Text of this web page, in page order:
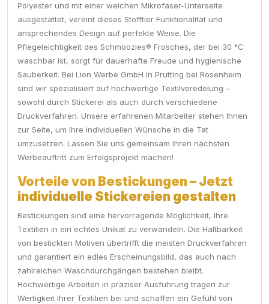
Polyester und mit einer weichen Mikrofaser-Unterseite
ausgestattet, vereint dieses Stofftier Funktionalität und
ansprechendes Design auf perfekte Weise. Die
Pflegeleichtigkeit des Schmoozies® Frosches, der bei 30 °C
waschbar ist, sorgt für dauerhafte Freude und hygienische
Sauberkeit. Bei Lion Werbe GmbH in Prutting bei Rosenheim
sind wir spezialisiert auf hochwertige Textilveredelung –
sowohl durch Stickerei als auch durch verschiedene
Druckverfahren. Unsere erfahrenen Mitarbeiter stehen Ihnen
zur Seite, um Ihre individuellen Wünsche in die Tat
umzusetzen. Lassen Sie uns gemeinsam Ihren nächsten
Werbeauftritt zum Erfolgsprojekt machen!
Vorteile von Bestickungen – Jetzt
individuelle Stickereien gestalten
Bestickungen sind eine hervorragende Möglichkeit, Ihre
Textilien in ein echtes Unikat zu verwandeln. Die Haltbarkeit
von bestickten Motiven übertrifft die meisten Druckverfahren
und garantiert ein edles Erscheinungsbild, das auch nach
zahlreichen Waschdurchgängen bestehen bleibt.
Hochwertige Arbeiten in präziser Ausführung tragen zur
Wertigkeit Ihrer Textilien bei und schaffen ein Gefühl von